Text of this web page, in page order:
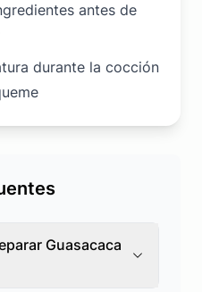
antes de
durante la cocción
Guasacaca